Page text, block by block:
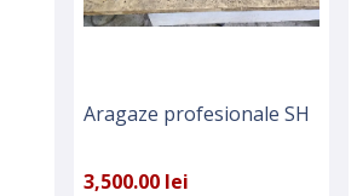
Aragaze profesionale SH
3,500.00 lei